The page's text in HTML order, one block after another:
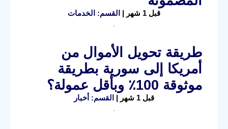
قبل 1 شهر | القسم: الخدمات
طريقة تحويل الأموال من
أمريكا إلى سورية بطريقة
موثوقة 100٪ وبأقل عمولة؟
قبل 1 شهر | القسم: أخبار